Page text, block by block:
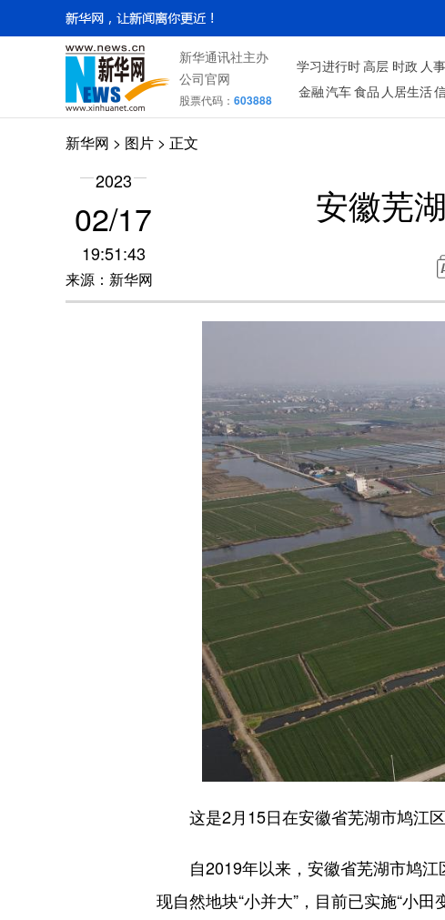
新华通讯社主办
公司官网
股票代码： 603888
学习进行时高层 时政 人事
金融汽车食品 人居生活
新华网 > 图片 > 正文
2023
02/17
19:51:43
来源：新华网
安徽芜
这是2月15日在安徽省芜湖市鸠江区
自2019年以来，安徽省芜湖市鸠江
现自然地块“小并大”，目前已实施“小